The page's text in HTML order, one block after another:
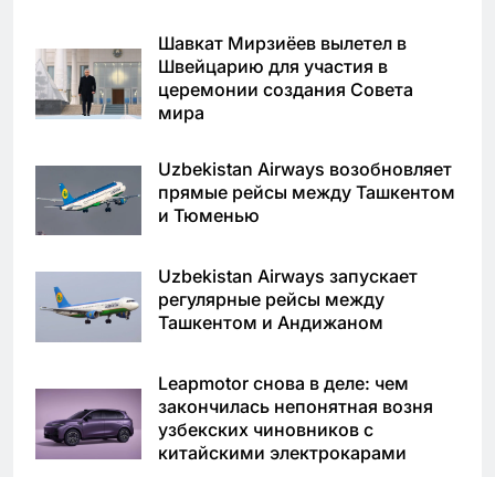
Шавкат Мирзиёев вылетел в
Швейцарию для участия в
церемонии создания Совета
мира
Uzbekistan Airways возобновляет
прямые рейсы между Ташкентом
и Тюменью
Uzbekistan Airways запускает
регулярные рейсы между
Ташкентом и Андижаном
Leapmotor снова в деле: чем
закончилась непонятная возня
узбекских чиновников с
китайскими электрокарами